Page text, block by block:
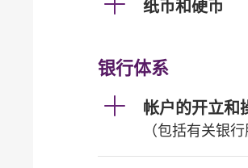
纸币和硬币
银行体系
帐户的开立和
（包括有关银